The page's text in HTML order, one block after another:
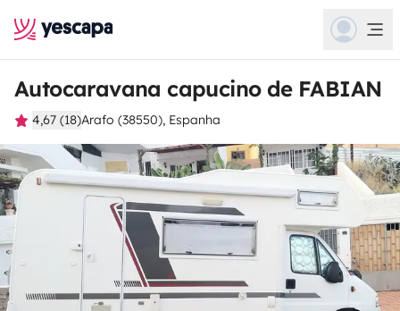
Autocaravana capucino de FABIAN
4,67 (18)Arafo (38550), Espanha